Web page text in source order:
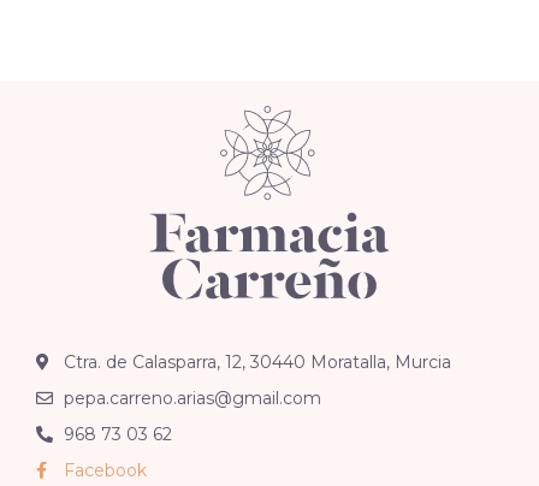
Ctra. de Calasparra, 12, 30440 Moratalla, Murcia
pepa.carreno.arias@gmail.com
968 73 03 62
Facebook